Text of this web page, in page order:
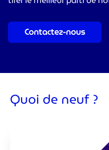
Contactez-nous
Quoi de neuf ?